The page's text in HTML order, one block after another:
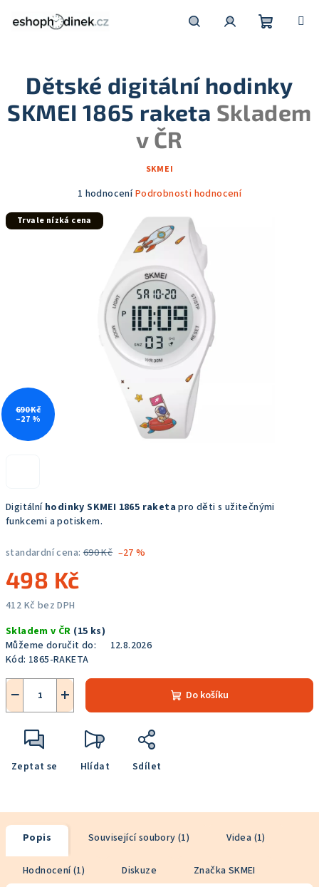
košík
Digitální hodinky SKMEI 1865 raketa pro děti s užitečnými
funkcemi a potiskem.
standardní cena: 690 Kč –27 %
498 Kč
412 Kč bez DPH
cena:
Skladem v ČR (15 ks)
Můžeme doručit do:
12.8.2026
Kód: 1865-RAKETA
+
− Do košíku
Zeptat se Hlídat Sdílet
Dětské digitální hodinky
SKMEI 1865 raketa Skladem
v ČR
SKMEI
Průměrné
produktu
hvězdiček.
1 hodnoceníPodrobnosti hodnocení
Trvale nízká cena
690 Kč
–27 %
Popis Související soubory (1) Videa (1)
Hodnocení (1) Diskuze Značka SKMEI